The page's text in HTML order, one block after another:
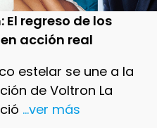
El regreso de los
acción real
estelar se une a la
de Voltron La
...ver más